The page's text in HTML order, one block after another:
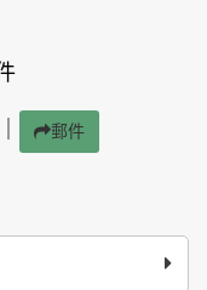
郵件